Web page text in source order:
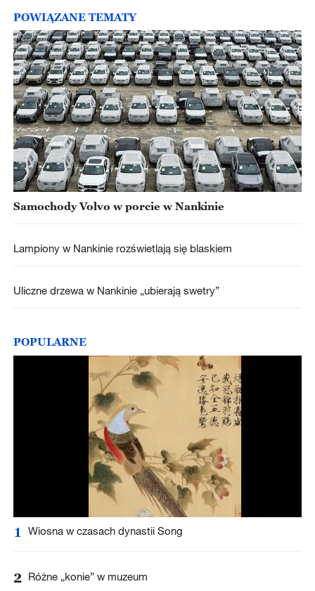
POWIĄZANE TEMATY
Samochody Volvo w porcie w Nankinie
Lampiony w Nankinie rozświetlają się blaskiem
Uliczne drzewa w Nankinie „ubierają swetry”
POPULARNE
1 Wiosna w czasach dynastii Song
2 Różne „konie” w muzeum